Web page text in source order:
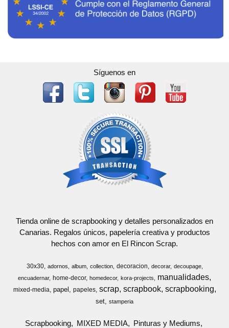
Síguenos en
Tienda online de scrapbooking y detalles personalizados en
Canarias. Regalos únicos, papelería creativa y productos
hechos con amor en El Rincon Scrap.
30x30 adornos album collection decoracion decorar
decoupage
encuadernar
home-decor homedecor kora-projects manualidades
mixed-media papel papeles scrap scrapbook scrapbooking
set stamperia
Scrapbooking MIXED MEDIA
Pinturas y Mediums